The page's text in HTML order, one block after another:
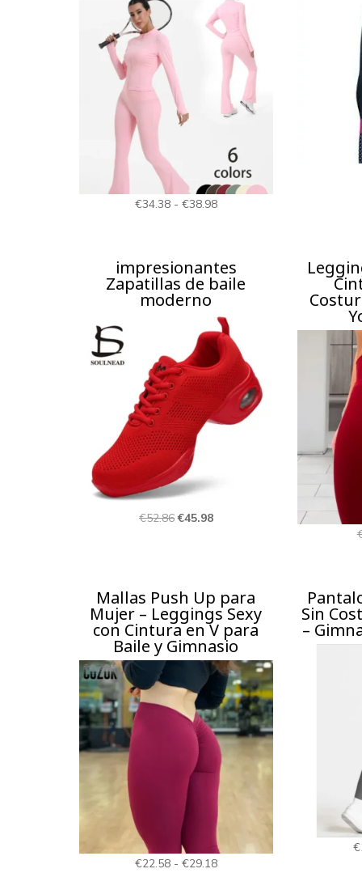
€34.38 - €38.98Rango
desde
€34.38
€38.98
impresionantes
Zapatillas de baile
moderno
€52.86El
€52.86.
€45.98El
€45.98.
Mallas Push Up para
Mujer – Leggings Sexy
con Cintura en V para
Baile y Gimnasio
€22.58 - €29.18Rango
Sin
–
€